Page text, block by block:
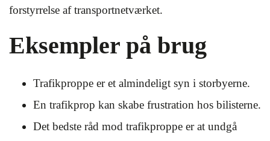
forstyrrelse af transportnetværket.
Eksempler på brug
Trafikproppe er et almindeligt syn i storbyerne.
En trafikprop kan skabe frustration hos bilisterne.
Det bedste råd mod trafikproppe er at undgå